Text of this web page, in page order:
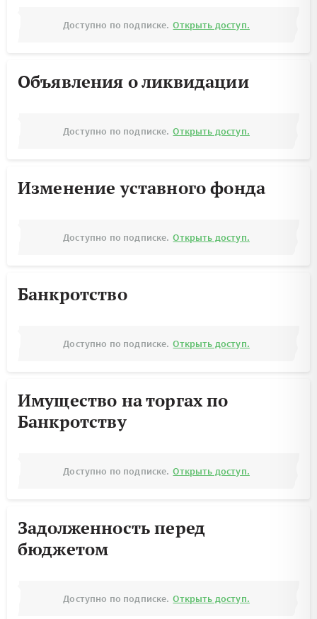
Доступно по подписке. Открыть доступ.
Объявления о ликвидации
Доступно по подписке. Открыть доступ.
Изменение уставного фонда
Доступно по подписке. Открыть доступ.
Банкротство
Доступно по подписке. Открыть доступ.
Имущество на торгах по
Банкротству
Доступно по подписке. Открыть доступ.
Задолженность перед
бюджетом
Доступно по подписке. Открыть доступ.